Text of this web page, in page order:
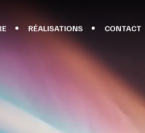
RÉALISATIONS CONTACT